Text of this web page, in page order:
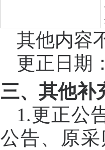
其他内容
更正日期
三、其他补
1.更正公
公告、原